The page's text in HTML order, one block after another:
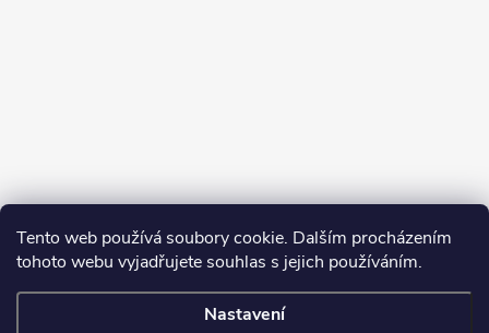
Tento web používá soubory cookie. Dalším procházením
tohoto webu vyjadřujete souhlas s jejich používáním.
Nastavení
Sledovat na Instagramu